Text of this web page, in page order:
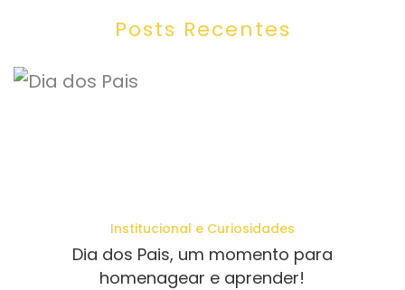
Posts Recentes
Institucional e Curiosidades
Dia dos Pais, um momento para
homenagear e aprender!